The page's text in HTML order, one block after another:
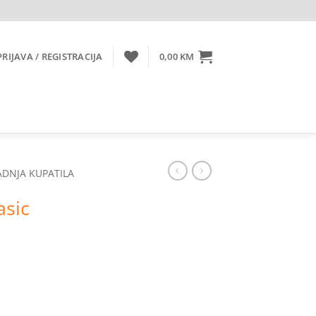
/ REGISTRACIJA 0,00 KM
KUPATILA